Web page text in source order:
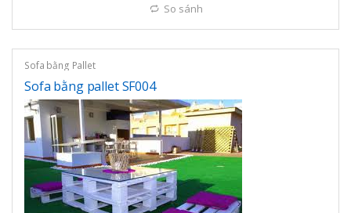
So sánh
Sofa bằng Pallet
Sofa bằng pallet SF004